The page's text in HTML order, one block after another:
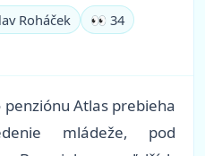
Roháček
👀 34
Atlas prebieha
mládeže, pod